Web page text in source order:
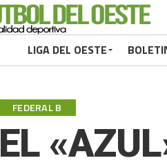
LIGA DEL OESTE
FEDERAL B
EL